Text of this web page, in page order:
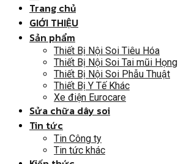
Trang chủ
GIỚI THIỆU
Sản phẩm
Thiết Bị Nội Soi Tiêu Hóa
Thiết Bị Nội Soi Tai mũi Họng
Thiết Bị Nội Soi Phẫu Thuật
Thiết Bị Y Tế Khác
Xe điện Eurocare
Sửa chữa dây soi
Tin tức
Tin Công ty
Tin tức khác